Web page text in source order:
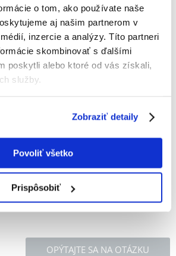
o tom, ako používate naše
aj našim partnerom v
inzercie a analýzy. Títo partneri
skombinovať s ďalšími
poskytli alebo ktoré od vás získali,
služby.
Zobraziť detaily
Povoliť všetko
Prispôsobiť
ocele a je vybavená praktickým
umožňuje pripevnenie misy na stenu alebo
12 cm
OPÝTAJTE SA NA OTÁZKU